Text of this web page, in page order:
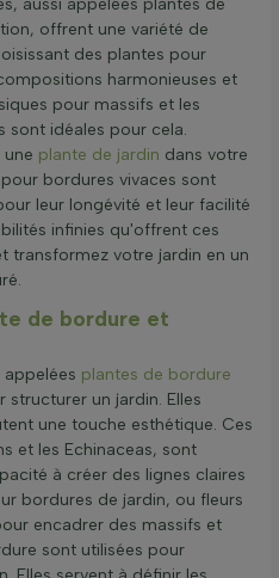
aussi appelées plantes de
offrent une variété de
des plantes pour
harmonieuses et
pour massifs et les
sont idéales pour cela.
plante de jardin dans votre
bordures vivaces sont
leur longévité et leur facilité
infinies qu'offrent ces
transformez votre jardin en un
de bordure et
plantes de bordure
structurer un jardin. Elles
une touche esthétique. Ces
et les Echinaceas, sont
à créer des lignes claires
bordures de jardin, ou fleurs
encadrer des massifs et
sont utilisées pour